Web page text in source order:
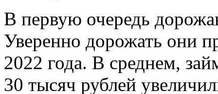
В первую очередь
Уверенно дорожать они
2022 года. В среднем,
30 тысяч рублей